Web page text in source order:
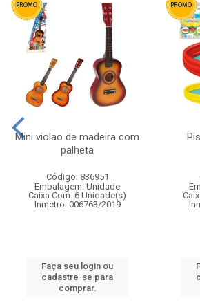
Mini violao de madeira com
palheta
Código: 836951
Embalagem: Unidade
Caixa Com: 6 Unidade(s)
Inmetro: 006763/2019
Faça seu login ou
cadastre-se para
comprar.